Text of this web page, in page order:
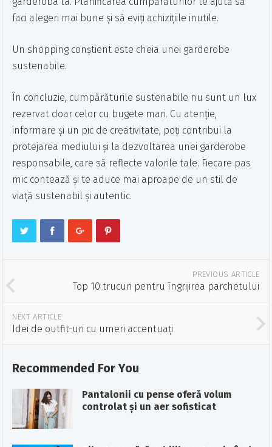
faci alegeri mai bune și să eviți achizițiile inutile.
Un shopping conștient este cheia unei garderobe
sustenabile.
În concluzie, cumpărăturile sustenabile nu sunt un lux
rezervat doar celor cu bugete mari. Cu atenție,
informare și un pic de creativitate, poți contribui la
protejarea mediului și la dezvoltarea unei garderobe
responsabile, care să reflecte valorile tale. Fiecare pas
mic contează și te aduce mai aproape de un stil de
viață sustenabil și autentic.
PREVIOUS ARTICLE
Top 10 trucuri pentru îngrijirea parchetului
NEXT ARTICLE
Idei de outfit-uri cu umeri accentuați
Recommended For You
Pantalonii cu pense oferă volum
controlat și un aer sofisticat